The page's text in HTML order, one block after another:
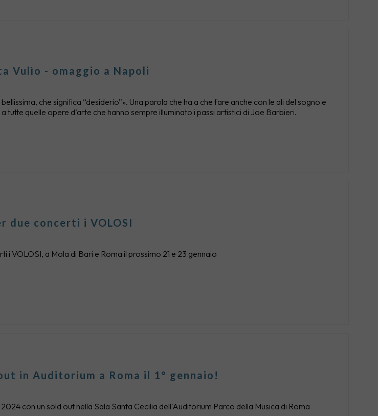
Vulìo - omaggio a Napoli
che significa “desiderio”». Una parola che ha a che fare anche con le ali del sogno e
tutte quelle opere d’arte che hanno sempre illuminato i passi artistici di Joe Barbieri.
due concerti i VOLOSI
i VOLOSI, a Mola di Bari e Roma il prossimo 21 e 23 gennaio
in Auditorium a Roma il 1° gennaio!
con un sold out nella Sala Santa Cecilia dell'Auditorium Parco della Musica di Roma